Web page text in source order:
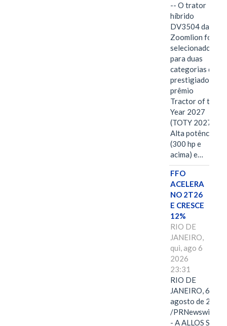
-- O trator
híbrido
DV3504 da
Zoomlion foi
selecionado
para duas
categorias do
prestigiado
prêmio
Tractor of the
Year 2027
(TOTY 2027:
Alta potência
(300 hp e
acima) e…
FFO
ACELERA
NO 2T26
E CRESCE
12%
RIO DE
JANEIRO,
qui, ago 6
2026
23:31
RIO DE
JANEIRO, 6 de
agosto de 2026
/PRNewswire/ -
- A ALLOS S.A.